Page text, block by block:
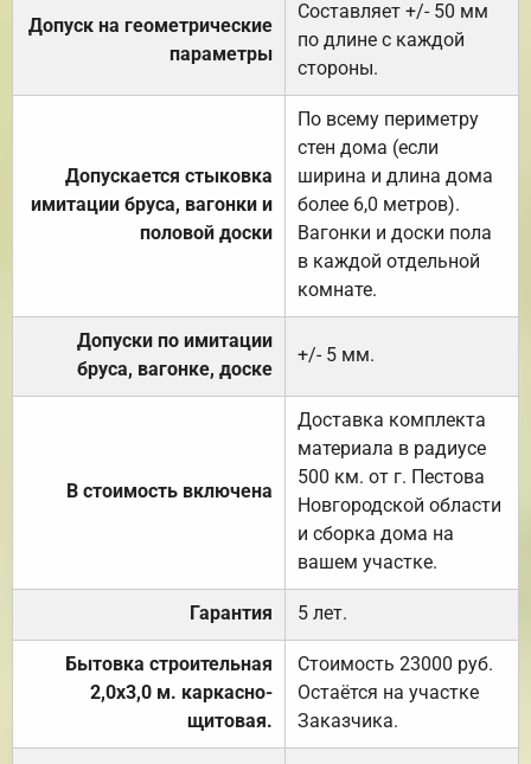
Допуск на геометрические
параметры
Составляет +/- 50 мм
по длине с каждой
стороны.
Допускается стыковка
имитации бруса, вагонки и
половой доски
По всему периметру
стен дома (если
ширина и длина дома
более 6,0 метров).
Вагонки и доски пола
в каждой отдельной
комнате.
Допуски по имитации
бруса, вагонке, доске
+/- 5 мм.
В стоимость включена
Доставка комплекта
материала в радиусе
500 км. от г. Пестова
Новгородской области
и сборка дома на
вашем участке.
Гарантия 5 лет.
Бытовка строительная
2,0х3,0 м. каркасно-
щитовая.
Стоимость 23000 руб.
Остаётся на участке
Заказчика.